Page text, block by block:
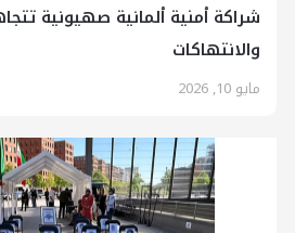
شراكة أمنية ألمانية صهيونية
والانتهاكات
مايو 10, 2026